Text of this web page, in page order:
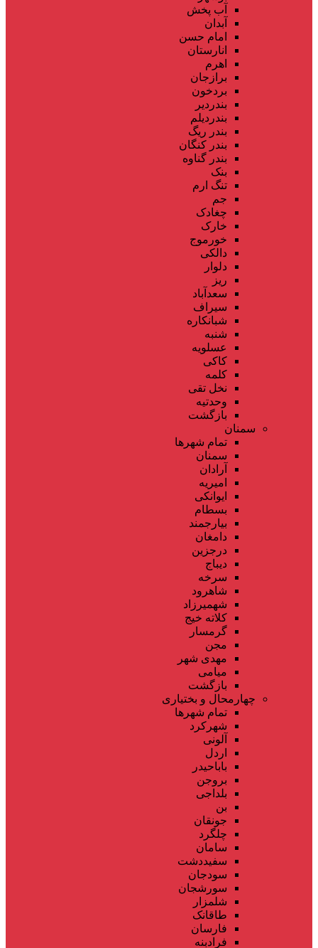
آب پخش
آبدان
امام حسن
انارستان
اهرم
برازجان
بردخون
بندردیر
بندردیلم
بندر ریگ
بندر کنگان
بندر گناوه
بنک
تنگ ارم
جم
چغادک
خارک
خورموج
دالکی
دلوار
ریز
سعدآباد
سیراف
شبانکاره
شنبه
عسلویه
کاکی
کلمه
نخل تقی
وحدتیه
بازگشت
سمنان
تمام شهر‌ها
سمنان
آرادان
امیریه
ایوانکی
بسطام
بیارجمند
دامغان
درجزین
دیباج
سرخه
شاهرود
شهمیرزاد
کلاته خیج
گرمسار
مجن
مهدی شهر
میامی
بازگشت
چهارمحال و بختیاری
تمام شهر‌ها
شهرکرد
آلونی
اردل
باباحیدر
بروجن
بلداجی
بن
جونقان
چلگرد
سامان
سفیددشت
سودجان
سورشجان
شلمزار
طاقانک
فارسان
فرادبنه